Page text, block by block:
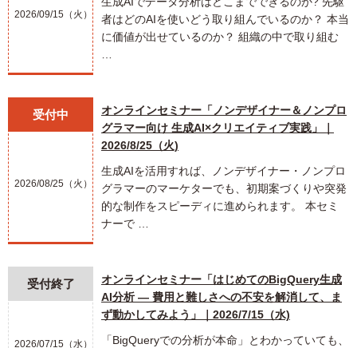
2026/09/15（火）
者はどのAIを使いどう取り組んでいるのか？ 本当
に価値が出せているのか？ 組織の中で取り組む
…
受付中
2026/08/25（火）
オンラインセミナー「ノンデザイナー＆ノンプロ
グラマー向け 生成AI×クリエイティブ実践」｜
2026/8/25（火)
生成AIを活用すれば、ノンデザイナー・ノンプロ
グラマーのマーケターでも、初期案づくりや突発
的な制作をスピーディに進められます。 本セミ
ナーで …
受付終了
2026/07/15（水）
オンラインセミナー「はじめてのBigQuery生成
AI分析 ― 費用と難しさへの不安を解消して、ま
ず動かしてみよう」｜2026/7/15（水)
「BigQueryでの分析が本命」とわかっていても、